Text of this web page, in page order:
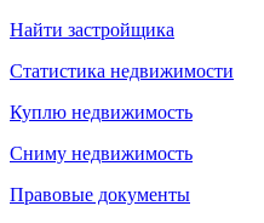
Найти застройщика
Статистика недвижимости
Куплю недвижимость
Сниму недвижимость
Правовые документы